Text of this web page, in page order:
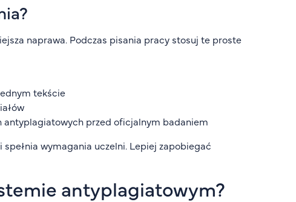
naprawa. Podczas pisania pracy stosuj te proste
tekście
antyplagiatowych przed oficjalnym badaniem
wymagania uczelni. Lepiej zapobiegać
antyplagiatowym?